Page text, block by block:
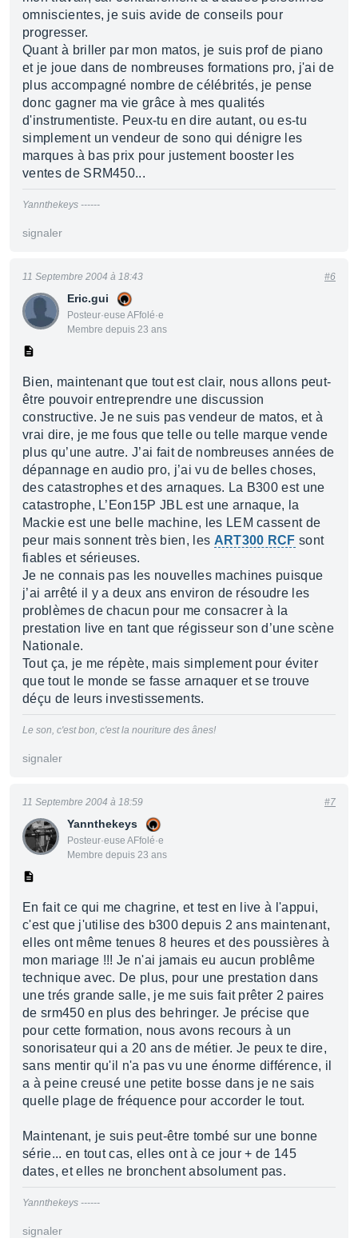
omniscientes, je suis avide de conseils pour
progresser.
Quant à briller par mon matos, je suis prof de piano
et je joue dans de nombreuses formations pro, j'ai de
plus accompagné nombre de célébrités, je pense
donc gagner ma vie grâce à mes qualités
d'instrumentiste. Peux-tu en dire autant, ou es-tu
simplement un vendeur de sono qui dénigre les
marques à bas prix pour justement booster les
ventes de SRM450...
Yannthekeys ------
signaler
Eric.gui
Posteur·euse AFfolé·e
Membre depuis 23 ans
11 Septembre 2004 à 18:43 #6
Bien, maintenant que tout est clair, nous allons peut-
être pouvoir entreprendre une discussion
constructive. Je ne suis pas vendeur de matos, et à
vrai dire, je me fous que telle ou telle marque vende
plus qu’une autre. J’ai fait de nombreuses années de
dépannage en audio pro, j’ai vu de belles choses,
des catastrophes et des arnaques. La B300 est une
catastrophe, L’Eon15P JBL est une arnaque, la
Mackie est une belle machine, les LEM cassent de
peur mais sonnent très bien, les ART300 RCF sont
fiables et sérieuses.
Je ne connais pas les nouvelles machines puisque
j’ai arrêté il y a deux ans environ de résoudre les
problèmes de chacun pour me consacrer à la
prestation live en tant que régisseur son d’une scène
Nationale.
Tout ça, je me répète, mais simplement pour éviter
que tout le monde se fasse arnaquer et se trouve
déçu de leurs investissements.
Le son, c'est bon, c'est la nouriture des ânes!
signaler
Yannthekeys
Posteur·euse AFfolé·e
Membre depuis 23 ans
11 Septembre 2004 à 18:59 #7
En fait ce qui me chagrine, et test en live à l'appui,
c'est que j'utilise des b300 depuis 2 ans maintenant,
elles ont même tenues 8 heures et des poussières à
mon mariage !!! Je n'ai jamais eu aucun problême
technique avec. De plus, pour une prestation dans
une trés grande salle, je me suis fait prêter 2 paires
de srm450 en plus des behringer. Je précise que
pour cette formation, nous avons recours à un
sonorisateur qui a 20 ans de métier. Je peux te dire,
sans mentir qu'il n'a pas vu une énorme différence, il
a à peine creusé une petite bosse dans je ne sais
quelle plage de fréquence pour accorder le tout.
Maintenant, je suis peut-être tombé sur une bonne
série... en tout cas, elles ont à ce jour + de 145
dates, et elles ne bronchent absolument pas.
Yannthekeys ------
signaler